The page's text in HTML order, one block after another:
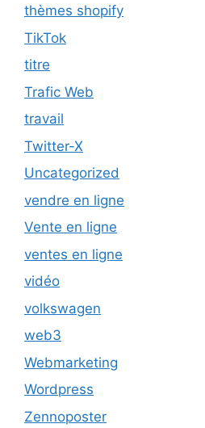
thèmes shopify
TikTok
titre
Trafic Web
travail
Twitter-X
Uncategorized
vendre en ligne
Vente en ligne
ventes en ligne
vidéo
volkswagen
web3
Webmarketing
Wordpress
Zennoposter